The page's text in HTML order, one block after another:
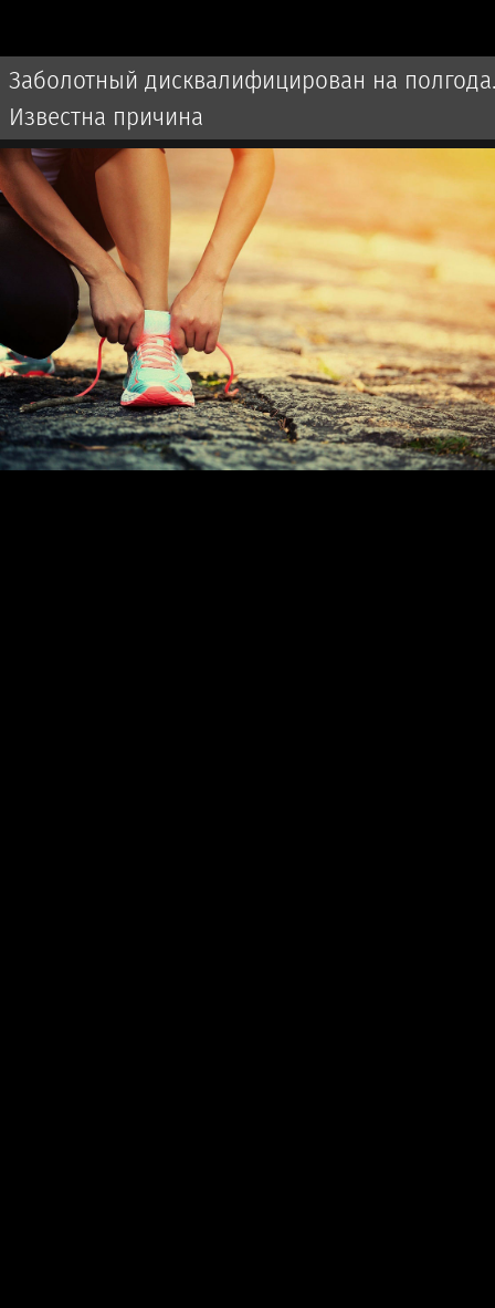
Заболотный дисквалифицирован на полгода.
Известна причина